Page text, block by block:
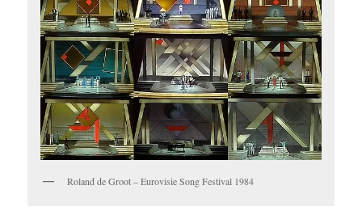
Roland de Groot – Eurovisie Song Festival 1984